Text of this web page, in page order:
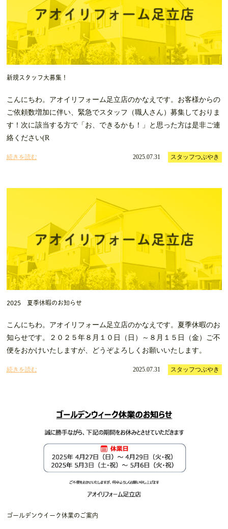
新規スタッフ大募集！
こんにちわ。アオイリフォーム足立店のかなえです。お客様からの
ご依頼数増加に伴い、緊急でスタッフ（職人さん）募集しておりま
す！次に該当する方で「お、できるかも！」と思った方は是非ご連
絡ください(R
続きを読む 2025.07.31 スタッフつぶやき
2025 夏季休暇のお知らせ
こんにちわ。アオイリフォーム足立店のかなえです。夏季休暇のお
知らせです。２０２５年８月１０日（日）～８月１５日（金）ご不
便をおかけいたしますが、どうぞよろしくお願いいたします。
続きを読む 2025.07.31 スタッフつぶやき
ゴールデンウイーク休業のご案内